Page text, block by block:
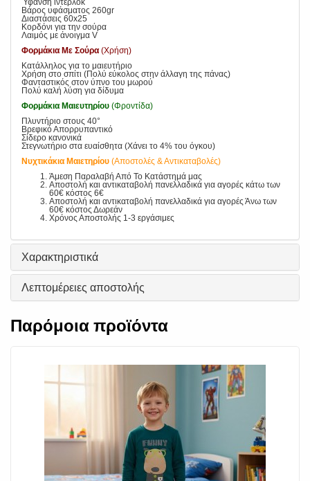
Ύφανση ιντερλοκ
Βάρος υφάσματος 260gr
Διαστάσεις 60x25
Κορδόνι για την σούρα
Λαιμός με άνοιγμα V
Φορμάκια Με Σούρα (Χρήση)
Κατάλληλος για το μαιευτήριο
Χρήση στο σπίτι (Πολύ εύκολος στην άλλαγη της πάνας)
Φανταστικός στον ύπνο του μωρού
Πολύ καλή λύση για δίδυμα
Φορμάκια Μαιευτηρίου (Φροντίδα)
Πλυντήριο στους 40°
Βρεφικό Απορρυπαντικό
Σίδερο κανονικά
Στεγνωτήριο στα ευαίσθητα (Χάνει το 4% του όγκου)
Νυχτικάκια Μαιετηρίου (Αποστολές & Αντικαταβολές)
Άμεση Παραλαβή Από Το Κατάστημά μας
Αποστολή και αντικαταβολή πανελλαδικά για αγορές κάτω των
60€ κόστος 6€
Αποστολή και αντικαταβολή πανελλαδικά για αγορές Άνω των
60€ κόστος Δωρεάν
Χρόνος Αποστολής 1-3 εργάσιμες
Χαρακτηριστικά
Λεπτομέρειες αποστολής
Παρόμοια προϊόντα